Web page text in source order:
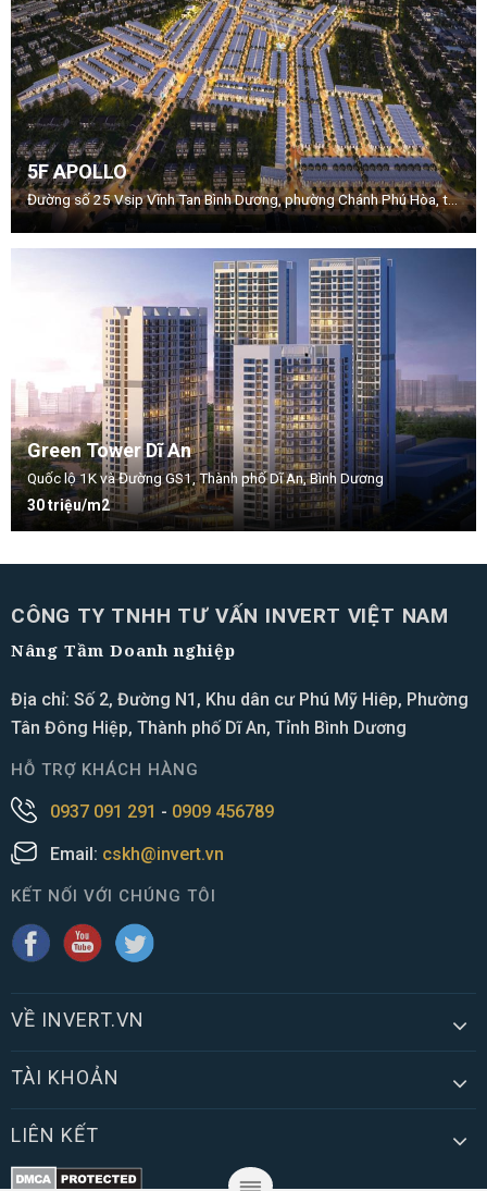
5F APOLLO
Đường số 25 Vsip Vĩnh Tan Bình Dương, phường Chánh Phú Hòa, thị xã Bến Cát, tỉnh Bình Dương
Green Tower Dĩ An
Quốc lộ 1K và Đường GS1, Thành phố Dĩ An, Bình Dương
30 triệu/m2
CÔNG TY TNHH TƯ VẤN INVERT VIỆT NAM
Nâng Tầm Doanh nghiệp
Địa chỉ: Số 2, Đường N1, Khu dân cư Phú Mỹ Hiêp, Phường
Tân Đông Hiệp, Thành phố Dĩ An, Tỉnh Bình Dương
HỖ TRỢ KHÁCH HÀNG
0937 091 291 - 0909 456789
Email: cskh@invert.vn
KẾT NỐI VỚI CHÚNG TÔI
VỀ INVERT.VN
TÀI KHOẢN
LIÊN KẾT